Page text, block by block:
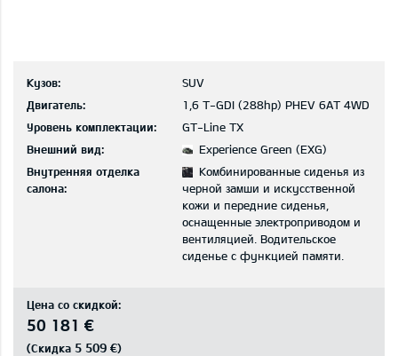
Кузов:
SUV
Двигатель:
1,6 T-GDI (288hp) PHEV 6AT 4WD
Уровень комплектации:
GT-Line TX
Внешний вид:
Experience Green (EXG)
Внутренняя отделка
салона:
Комбинированные сиденья из
черной замши и искусственной
кожи и передние сиденья,
оснащенные электроприводом и
вентиляцией. Водительское
сиденье с функцией памяти.
Цена со скидкой:
50 181 €
(Скидка 5 509 €)